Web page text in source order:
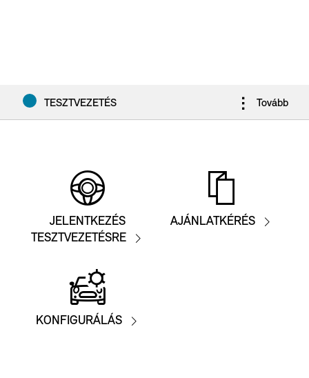
TESZTVEZETÉS Tovább
JELENTKEZÉS
TESZTVEZETÉSRE
AJÁNLATKÉRÉS
KONFIGURÁLÁS